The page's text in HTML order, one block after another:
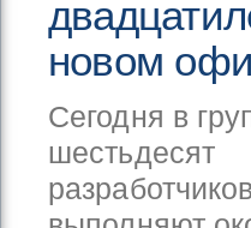
новом
Сегодня в
шестьдесят
разработчиков